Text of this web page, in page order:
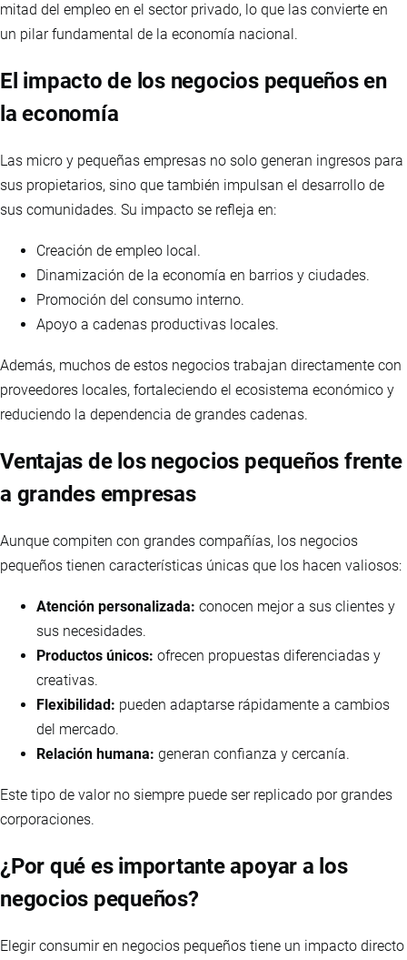
mitad del empleo en el sector privado, lo que las convierte en
un pilar fundamental de la economía nacional.
El impacto de los negocios pequeños en
la economía
Las micro y pequeñas empresas no solo generan ingresos para
sus propietarios, sino que también impulsan el desarrollo de
sus comunidades. Su impacto se refleja en:
Creación de empleo local.
Dinamización de la economía en barrios y ciudades.
Promoción del consumo interno.
Apoyo a cadenas productivas locales.
Además, muchos de estos negocios trabajan directamente con
proveedores locales, fortaleciendo el ecosistema económico y
reduciendo la dependencia de grandes cadenas.
Ventajas de los negocios pequeños frente
a grandes empresas
Aunque compiten con grandes compañías, los negocios
pequeños tienen características únicas que los hacen valiosos:
Atención personalizada: conocen mejor a sus clientes y
sus necesidades.
Productos únicos: ofrecen propuestas diferenciadas y
creativas.
Flexibilidad: pueden adaptarse rápidamente a cambios
del mercado.
Relación humana: generan confianza y cercanía.
Este tipo de valor no siempre puede ser replicado por grandes
corporaciones.
¿Por qué es importante apoyar a los
negocios pequeños?
Elegir consumir en negocios pequeños tiene un impacto directo